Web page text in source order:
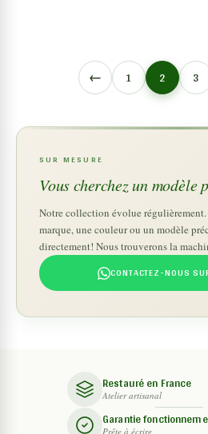
← 1 2 3
SUR MESURE
Vous cherchez un
Notre collection évolue régulièrement.
marque, une couleur ou un modèle
directement! Nous trouverons la
CONTACTEZ-NOUS
Restauré en France
Atelier artisanal
Garantie
Prête à écrire